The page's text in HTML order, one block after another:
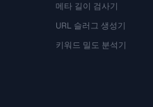
메타 길이 검사기
URL 슬러그 생성기
키워드 밀도 분석기